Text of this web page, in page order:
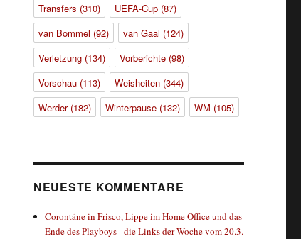
Transfers (310) UEFA-Cup(87)
van Bommel (92) van Gaal (124)
Verletzung(134) Vorberichte(98)
Vorschau(113) Weisheiten(344)
Werder(182) Winterpause(132) WM (105)
NEUESTE KOMMENTARE
Corontäne in Frisco, Lippe im Home Office und das
Ende des Playboys - die Links der Woche vom 20.3.